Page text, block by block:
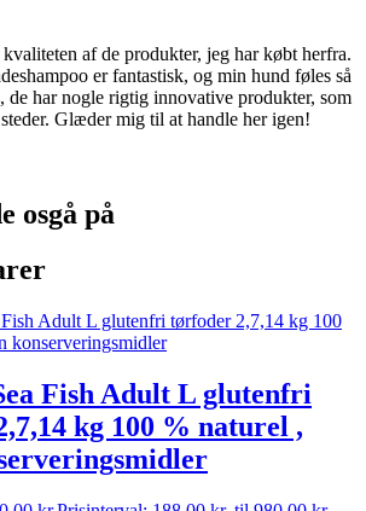
af de produkter, jeg har købt herfra.
er fantastisk, og min hund føles så
de har nogle rigtig innovative produkter, som
Glæder mig til at handle her igen!
osgå på
Fish Adult L glutenfri
kg 100 % naturel ,